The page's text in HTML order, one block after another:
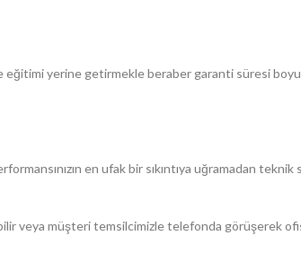
eğitimi yerine getirmekle beraber garanti süresi
en ufak bir sıkıntıya uğramadan
veya müşteri temsilcimizle telefonda görüşerek ofis